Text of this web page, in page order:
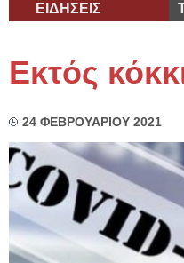
ΕΙΔΗΣΕΙΣ
Εκτός
24 ΦΕΒΡΟΥΑΡΙΟΥ 2021